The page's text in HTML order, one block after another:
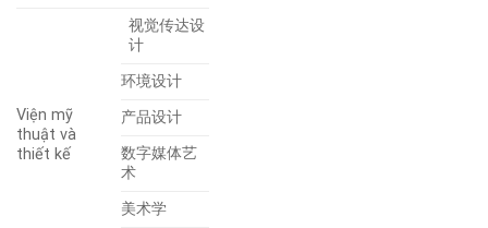
Viện mỹ
thuật và
thiết kế
视觉传达设
计
环境设计
产品设计
数字媒体艺
术
美术学